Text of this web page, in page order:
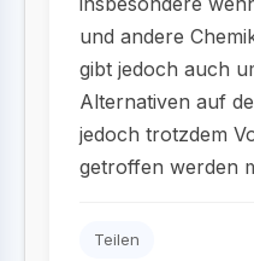
und andere
gibt jedoch auch
Alternativen auf
jedoch trotzdem
getroffen werden
Teilen